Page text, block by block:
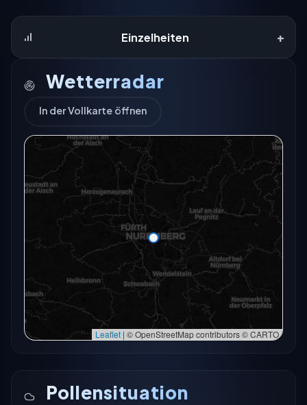
Einzelheiten +
Wetterradar
In der Vollkarte öffnen
Das Radar für diesen Ort konnte gerade nicht
geladen werden.
In der Vollkarte öffnen
Erneut versuchen
In der Vollkarte öffnen →
Leaflet | © OpenStreetMap contributors © CARTO
Pollensituation